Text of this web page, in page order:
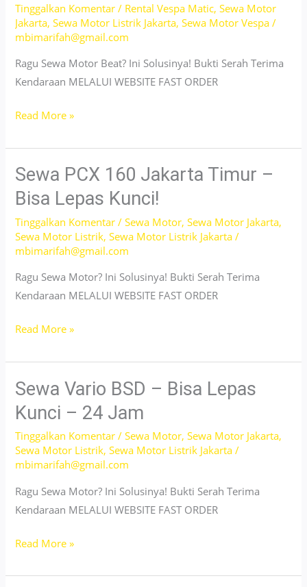
Tinggalkan Komentar / Rental Vespa Matic,Sewa Motor
Jakarta,Sewa Motor Listrik Jakarta,Sewa Motor Vespa /
mbimarifah@gmail.com
Ragu Sewa Motor Beat? Ini Solusinya! Bukti Serah Terima
Kendaraan MELALUI WEBSITE FAST ORDER
Sewa
Beat
Harian
Jakarta
Barat
–
No
Read More »
Sewa PCX 160 Jakarta Timur –
Bisa Lepas Kunci!
Tinggalkan Komentar /Sewa Motor,Sewa Motor Jakarta,
Sewa Motor Listrik,Sewa Motor Listrik Jakarta /
mbimarifah@gmail.com
Ragu Sewa Motor? Ini Solusinya! Bukti Serah Terima
Kendaraan MELALUI WEBSITE FAST ORDER
Sewa
160
Jakarta
Timur
–
Bisa
Lepas
Read More »
Sewa Vario BSD – Bisa Lepas
Kunci – 24 Jam
Tinggalkan Komentar /Sewa Motor,Sewa Motor Jakarta,
Sewa Motor Listrik,Sewa Motor Listrik Jakarta /
mbimarifah@gmail.com
Ragu Sewa Motor? Ini Solusinya! Bukti Serah Terima
Kendaraan MELALUI WEBSITE FAST ORDER
Sewa
BSD
Read More »